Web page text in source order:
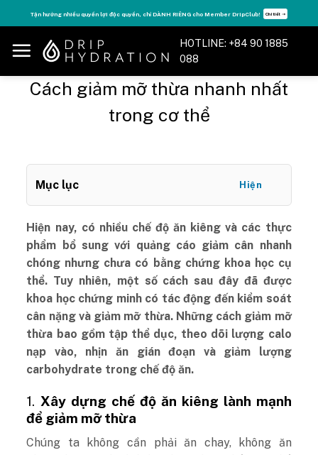
to
content
Tăng năng lượng - sống đỉnh cao với thẻ Vitamin Drip Membership. Xem ngay ➝
HOTLINE: +84 90 1885
088
Cách giảm mỡ thừa nhanh nhất
trong cơ thể
Mục lục Hiện
Hiện nay, có nhiều chế độ ăn kiêng và các thực
phẩm bổ sung với quảng cáo giảm cân nhanh
chóng nhưng chưa có bằng chứng khoa học cụ
thể. Tuy nhiên, một số cách sau đây đã được
khoa học chứng minh có tác động đến kiểm soát
cân nặng và giảm mỡ thừa. Những cách giảm mỡ
thừa bao gồm tập thể dục, theo dõi lượng calo
nạp vào, nhịn ăn gián đoạn và giảm lượng
carbohydrate trong chế độ ăn.
1. Xây dựng chế độ ăn kiêng lành mạnh
để giảm mỡ thừa
Chúng ta không cần phải ăn chay, không ăn